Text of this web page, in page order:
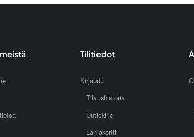
Tilitiedot
Kirjaudu
Tilaushistoria
Uutiskirje
Lahjakortti